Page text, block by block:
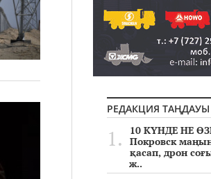
РЕДАКЦИЯ ТАҢДАУЫ
10 КҮНДЕ НЕ
Покровск
қасап, дрон
ж..